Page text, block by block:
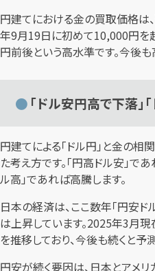
円建てにおける金の買取価格は
年9月19日に初めて10,000円を
円前後という高水準です。今後も
「ドル安円高で下落」
円建てによる「ドル円」と金の
た考え方です。「円高ドル安」で
ル高」であれば高騰します。
日本の経済は、ここ数年「円安
は上昇しています。2025年3月
を推移しており、今後も続くと予
円安が続く要因は、日本とアメ